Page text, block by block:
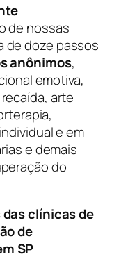
de nossas
de doze passos
anônimos,
emotiva,
arte
e em
e demais
do
clínicas de
de
SP